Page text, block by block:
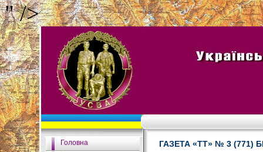
" />
Головна
ГАЗЕТА «ТТ» № 3 (771)